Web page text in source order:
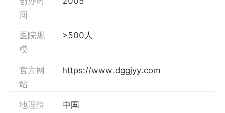
间
医院规
模
>500人
官方网
站
https://www.dggjyy.com
地理位
中国